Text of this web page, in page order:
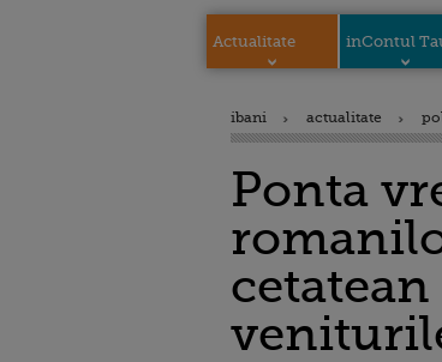
Actualitate inContul
ibani actualitate
Ponta